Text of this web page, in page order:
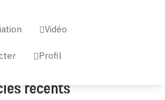
Vidéo
Profil
récents